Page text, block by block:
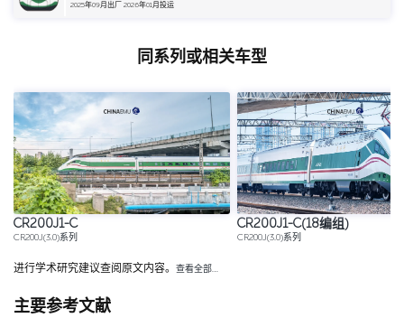
2025年09月出厂 2026年01月投运
同系列或相关车型
CR200J1-C
CR200J(3.0)系列
CR200J1-C(18编组)
CR200J(3.0)系列
进行学术研究建议查阅原文内容。 查看全部…
主要参考文献